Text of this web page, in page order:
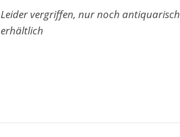
Leider vergriffen, nur noch antiquarisch
erhältlich